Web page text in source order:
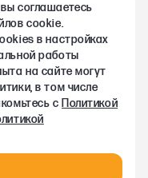
материалов
данном сайте, носит
и ни при каких
определяемой
соглашаетесь
cookie.
в настройках
работы
на сайте могут
в том числе
с Политикой